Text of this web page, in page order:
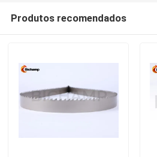
Produtos recomendados